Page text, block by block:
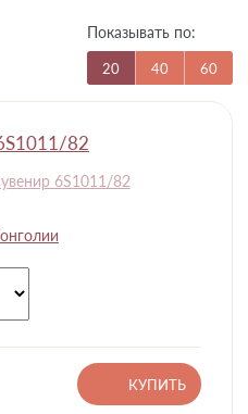
Показывать по:
20 40 60
82
КУПИТЬ